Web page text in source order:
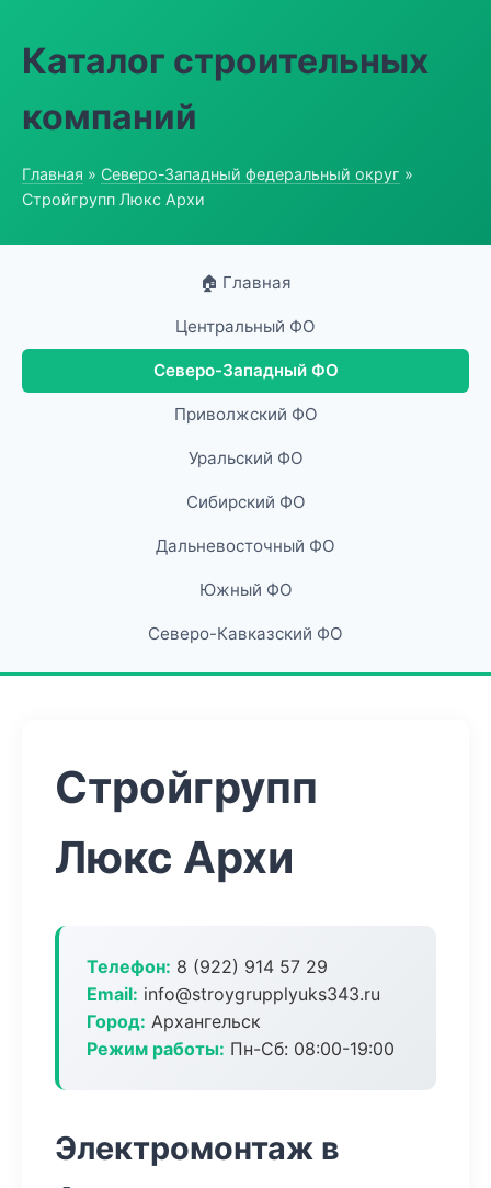
Каталог строительных
компаний
Главная » Северо-Западный федеральный округ »
Стройгрупп Люкс Архи
🏠 Главная
Центральный ФО
Северо-Западный ФО
Приволжский ФО
Уральский ФО
Сибирский ФО
Дальневосточный ФО
Южный ФО
Северо-Кавказский ФО
Стройгрупп
Люкс Архи
Телефон: 8 (922) 914 57 29
Email: info@stroygrupplyuks343.ru
Город: Архангельск
Режим работы: Пн-Сб: 08:00-19:00
Электромонтаж в